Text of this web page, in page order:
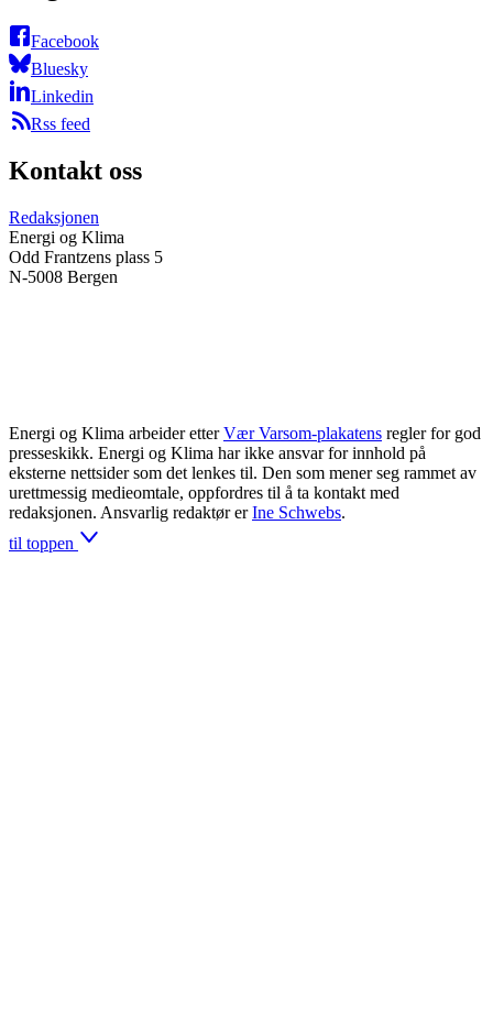
Facebook
Bluesky
Linkedin
Rss feed
Kontakt oss
Redaksjonen
Energi og Klima
Odd Frantzens plass 5
N-5008 Bergen
Energi og Klima arbeider etter Vær Varsom-plakatens regler for god
presseskikk. Energi og Klima har ikke ansvar for innhold på
eksterne nettsider som det lenkes til. Den som mener seg rammet av
urettmessig medieomtale, oppfordres til å ta kontakt med
redaksjonen. Ansvarlig redaktør er Ine Schwebs.
til toppen